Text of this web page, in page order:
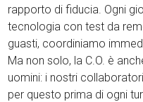
rapporto di fiducia. Ogni
tecnologia con test da
guasti, coordiniamo
Ma non solo, la C.O. è
uomini: i nostri
per questo prima di ogni